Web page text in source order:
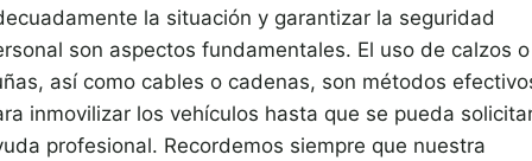
la situación y garantizar la seguridad
son aspectos fundamentales. El uso de calzos o
así como cables o cadenas, son métodos
inmovilizar los vehículos hasta que se pueda
profesional. Recordemos siempre que nuestra